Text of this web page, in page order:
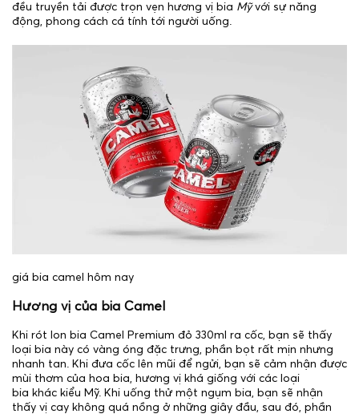
đều truyền tải được trọn vẹn hương vị bia Mỹvới sự năng
động, phong cách cá tính tới người uống.
giá bia camel hôm nay
Hương vị của bia Camel
Khi rót lon bia Camel Premium đỏ 330ml ra cốc, bạn sẽ thấy
loại bia này có vàng óng đặc trưng, phần bọt rất mịn nhưng
nhanh tan. Khi đưa cốc lên mũi để ngửi, bạn sẽ cảm nhận được
mùi thơm của hoa bia, hương vị khá giống với các loại
bia khác kiểu Mỹ. Khi uống thử một ngụm bia, bạn sẽ nhận
thấy vị cay không quá nồng ở những giây đầu, sau đó, phần